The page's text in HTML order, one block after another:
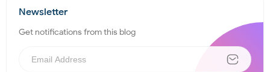
Newsletter
Get notifications from this blog